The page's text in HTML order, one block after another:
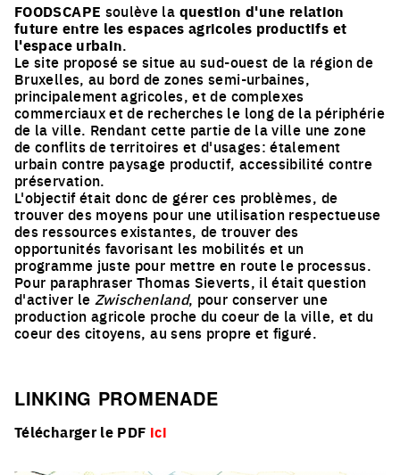
FOODSCAPE soulève la question d'une relation
future entre les espaces agricoles productifs et
l'espace urbain.
Le site proposé se situe au sud-ouest de la région de
Bruxelles, au bord de zones semi-urbaines,
principalement agricoles, et de complexes
commerciaux et de recherches le long de la périphérie
de la ville. Rendant cette partie de la ville une zone
de conflits de territoires et d'usages: étalement
urbain contre paysage productif, accessibilité contre
préservation.
L'objectif était donc de gérer ces problèmes, de
trouver des moyens pour une utilisation respectueuse
des ressources existantes, de trouver des
opportunités favorisant les mobilités et un
programme juste pour mettre en route le processus.
Pour paraphraser Thomas Sieverts, il était question
d'activer le Zwischenland, pour conserver une
production agricole proche du coeur de la ville, et du
coeur des citoyens, au sens propre et figuré.
LINKING PROMENADE
Télécharger le PDF ici